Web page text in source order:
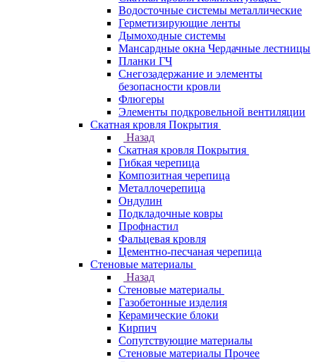
Водосточные системы металлические
Герметизирующие ленты
Дымоходные системы
Мансардные окна Чердачные лестницы
Планки ГЧ
Снегозадержание и элементы
безопасности кровли
Флюгеры
Элементы подкровельной вентиляции
Скатная кровля Покрытия
Назад
Скатная кровля Покрытия
Гибкая черепица
Композитная черепица
Металлочерепица
Ондулин
Подкладочные ковры
Профнастил
Фальцевая кровля
Цементно-песчаная черепица
Стеновые материалы
Назад
Стеновые материалы
Газобетонные изделия
Керамические блоки
Кирпич
Сопутствующие материалы
Стеновые материалы Прочее